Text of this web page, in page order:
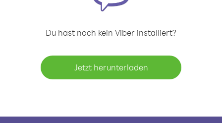
Du hast noch kein Viber installiert?
Jetzt herunterladen